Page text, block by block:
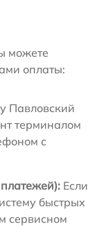
можете
оплаты:
Павловский
терминалом
с
Если
быстрых
сервисном